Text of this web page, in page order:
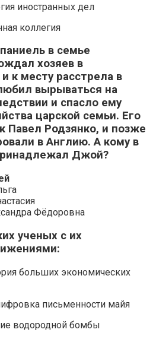
иностранных дел
коллегия
в семье
хозяев в
к месту расстрела в
вырываться на
и спасло ему
царской семьи. Его
Павел Родзянко, и позже
в Англию. А кому в
Джой?
Фёдоровна
ученых с их
больших экономических
письменности майя
водородной бомбы